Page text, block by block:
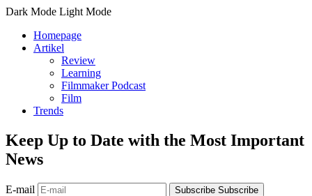
Dark Mode Light Mode
Homepage
Artikel
Review
Learning
Filmmaker Podcast
Film
Trends
Keep Up to Date with the Most Important
News
E-mail Subscribe Subscribe